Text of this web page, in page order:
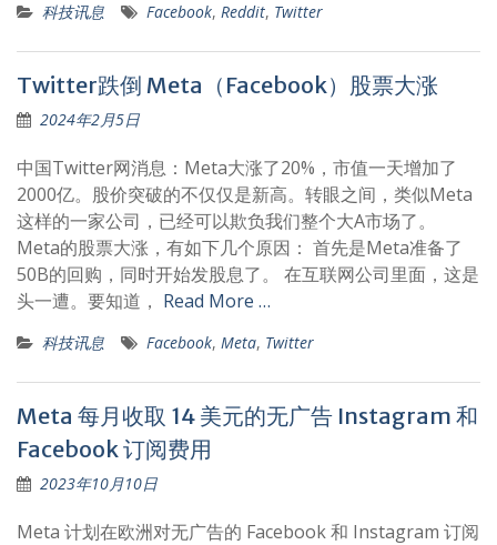
科技讯息 Facebook, Reddit, Twitter
Twitter跌倒 Meta（Facebook）股票大涨
2024年2月5日
中国Twitter网消息：Meta大涨了20%，市值一天增加了
2000亿。股价突破的不仅仅是新高。转眼之间，类似Meta
这样的一家公司，已经可以欺负我们整个大A市场了。
Meta的股票大涨，有如下几个原因： 首先是Meta准备了
50B的回购，同时开始发股息了。 在互联网公司里面，这是
头一遭。要知道， Read More …
科技讯息 Facebook, Meta, Twitter
Meta 每月收取 14 美元的无广告 Instagram 和
Facebook 订阅费用
2023年10月10日
Meta 计划在欧洲对无广告的 Facebook 和 Instagram 订阅